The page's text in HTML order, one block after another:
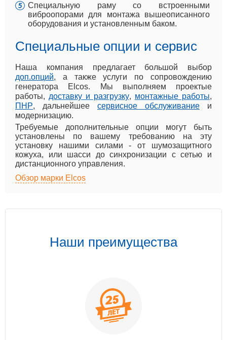
Специальную раму со встроенными
виброопорами для монтажа вышеописанного
оборудования и установленным баком.
Специальные опции и сервис
Наша компания предлагает большой выбор
доп.опций, а также услуги по сопровождению
генератора Elcos. Мы выполняем проектые
работы, доставку и разгрузку, монтажные работы,
ПНР, дальнейшее сервисное обслуживание и
модернизацию.
Требуемые дополнительные опции могут быть
установлены по вашему требованию на эту
установку нашими силами - от шумозащитного
кожуха, или шасси до синхронизации с сетью и
дистанционного управления.
Обзор марки Elcos
Наши преимущества